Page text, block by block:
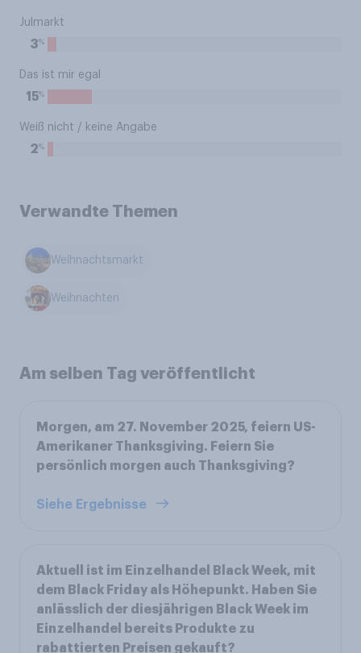
Julmarkt
3%
Das ist mir egal
15%
Weiß nicht / keine Angabe
2%
Verwandte Themen
Weihnachtsmarkt
Weihnachten
Am selben Tag veröffentlicht
Morgen, am 27. November 2025, feiern US-
Amerikaner Thanksgiving. Feiern Sie
persönlich morgen auch Thanksgiving?
Siehe Ergebnisse
Aktuell ist im Einzelhandel Black Week, mit
dem Black Friday als Höhepunkt. Haben Sie
anlässlich der diesjährigen Black Week im
Einzelhandel bereits Produkte zu
rabattierten Preisen gekauft?